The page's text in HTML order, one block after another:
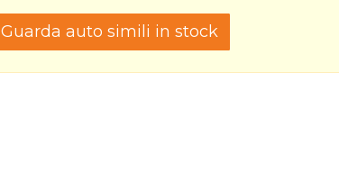
Guarda auto simili in stock